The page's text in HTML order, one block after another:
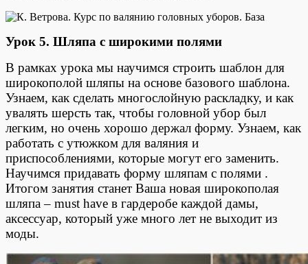
Урок 5. Шляпа с широкими полями
В рамках урока мы научимся строить шаблон для
широкополой шляпы на основе базового шаблона.
Узнаем, как сделать многослойную раскладку, и как
увалять шерсть так, чтобы головной убор был
легким, но очень хорошо держал форму. Узнаем, как
работать с утюжком для валяния и
приспособлениями, которые могут его заменить.
Научимся придавать форму шляпам с полями .
Итогом занятия станет Ваша новая широкополая
шляпа – must have в гардеробе каждой дамы,
аксессуар, который уже много лет не выходит из
моды.